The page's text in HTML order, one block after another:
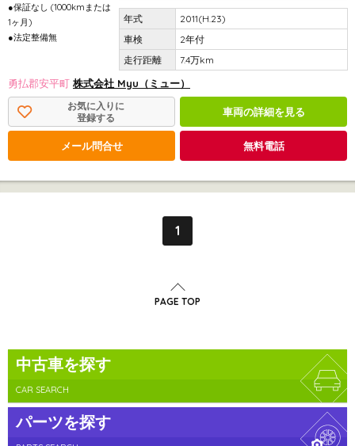
●保証なし (1000kmまたは
1ヶ月)
●法定整備無
2011(H.23)
2年付
7.4万km
勇払郡安平町 株式会社 Myu（ミュー）
お気に入りに
登録する
車両の詳細を見る
メール問合せ 無料電話
1
PAGE TOP
中古車を探す
CAR SEARCH
パーツを探す